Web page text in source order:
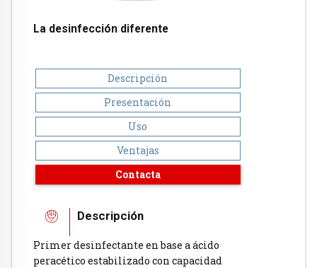
La desinfección diferente
Descripción
Presentación
Uso
Ventajas
Contacta
Descripción
Primer desinfectante en base a ácido
peracético estabilizado con capacidad